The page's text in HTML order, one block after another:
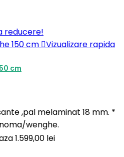
reducere!
Vizualizare rapida
cm
,pal melaminat 18 mm. *
wenghe.
1.599,00 lei